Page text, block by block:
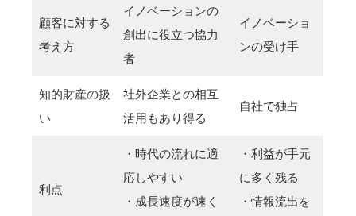
顧客に対する
考え方
イノベーションの
創出に役立つ協力
者
イノベーショ
ンの受け手
知的財産の扱
い
社外企業との相互
活用もあり得る
自社で独占
利点
・時代の流れに適
応しやすい
・成長速度が速く
・利益が手元
に多く残る
・情報流出を